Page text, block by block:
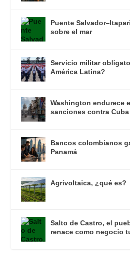
Puente
sobre el mar
Servicio militar
América Latina?
Washington endurece
sanciones contra Cuba
Bancos colombianos
Panamá
Agrivoltaica, ¿qué es?
Salto de Castro, el
renace como negocio